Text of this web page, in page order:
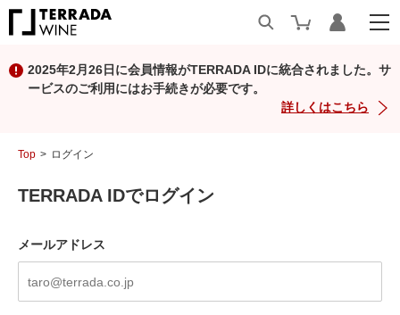
2025年2月26日に会員情報がTERRADA IDに統合されました。サ
ービスのご利用にはお手続きが必要です。
詳しくはこちら
Top ログイン
TERRADA IDでログイン
メールアドレス